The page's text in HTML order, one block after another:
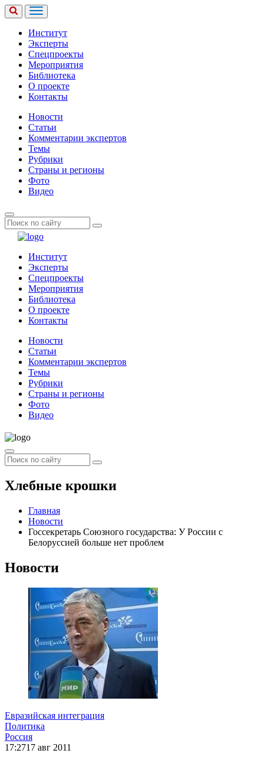
Институт
Эксперты
Спецпроекты
Мероприятия
Библиотека
О проекте
Контакты
Новости
Статьи
Комментарии экспертов
Темы
Рубрики
Страны и регионы
Фото
Видео
Институт
Эксперты
Спецпроекты
Мероприятия
Библиотека
О проекте
Контакты
Новости
Статьи
Комментарии экспертов
Темы
Рубрики
Страны и регионы
Фото
Видео
Хлебные крошки
Главная
Новости
Госсекретарь Союзного государства: У России с
Белоруссией больше нет проблем
Новости
Евразийская интеграция
Политика
Россия
17:2717 авг 2011